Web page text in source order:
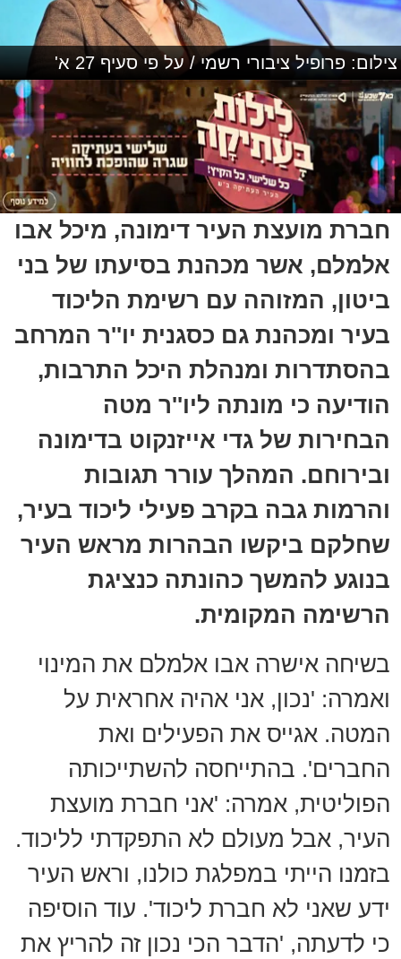
צילום: פרופיל ציבורי רשמי / על פי סעיף 27 א'
חברת מועצת העיר דימונה, מיכל אבו
אלמלם, אשר מכהנת בסיעתו של בני
ביטון, המזוהה עם רשימת הליכוד
בעיר ומכהנת גם כסגנית יו''ר המרחב
בהסתדרות ומנהלת היכל התרבות,
הודיעה כי מונתה ליו''ר מטה
הבחירות של גדי אייזנקוט בדימונה
ובירוחם. המהלך עורר תגובות
והרמות גבה בקרב פעילי ליכוד בעיר,
שחלקם ביקשו הבהרות מראש העיר
בנוגע להמשך כהונתה כנציגת
הרשימה המקומית.
בשיחה אישרה אבו אלמלם את המינוי
ואמרה: 'נכון, אני אהיה אחראית על
המטה. אגייס את הפעילים ואת
החברים'. בהתייחסה להשתייכותה
הפוליטית, אמרה: 'אני חברת מועצת
העיר, אבל מעולם לא התפקדתי לליכוד.
בזמנו הייתי במפלגת כולנו, וראש העיר
ידע שאני לא חברת ליכוד'. עוד הוסיפה
כי לדעתה, 'הדבר הכי נכון זה להריץ את